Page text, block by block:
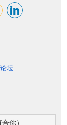
坛
你）